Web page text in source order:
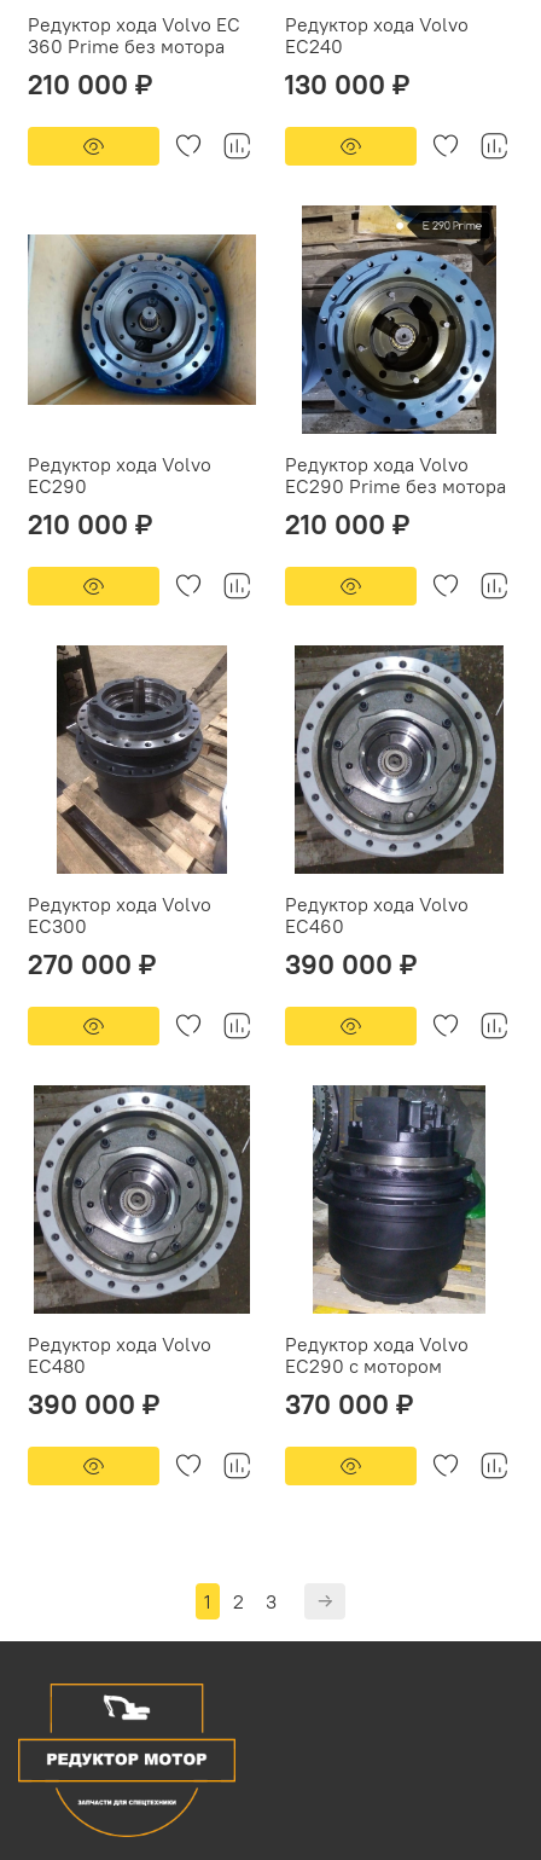
Редуктор хода Volvo EC
360 Prime без мотора
210 000 ₽
Редуктор хода Volvo
EC240
130 000 ₽
Редуктор хода Volvo
EC290
210 000 ₽
Редуктор хода Volvo
EC290 Prime без мотора
210 000 ₽
Редуктор хода Volvo
EC300
270 000 ₽
Редуктор хода Volvo
EC460
390 000 ₽
Редуктор хода Volvo
EC480
390 000 ₽
Редуктор хода Volvo
EС290 с мотором
370 000 ₽
1 2 3